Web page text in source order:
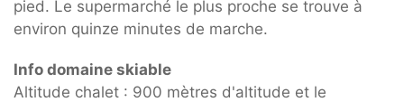
pied. Le supermarché le plus proche se trouve à
environ quinze minutes de marche.
Info domaine skiable
Altitude chalet : 900 mètres d'altitude et le